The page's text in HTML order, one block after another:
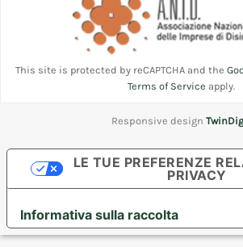
This site is protected by reCAPTCHA and the
Terms of Service apply.
Responsive design
Informativa sulla raccolta
LE TUE PREFERENZE
PRIVACY